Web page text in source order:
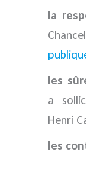
la
les
a
Henri
les